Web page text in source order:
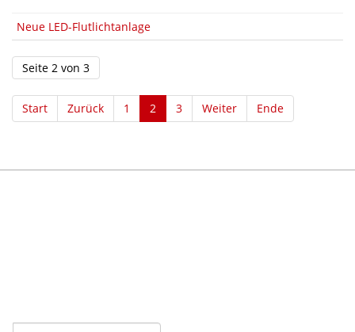
Neue LED-Flutlichtanlage
Seite 2 von 3
Start Zurück 1 2 3 Weiter Ende